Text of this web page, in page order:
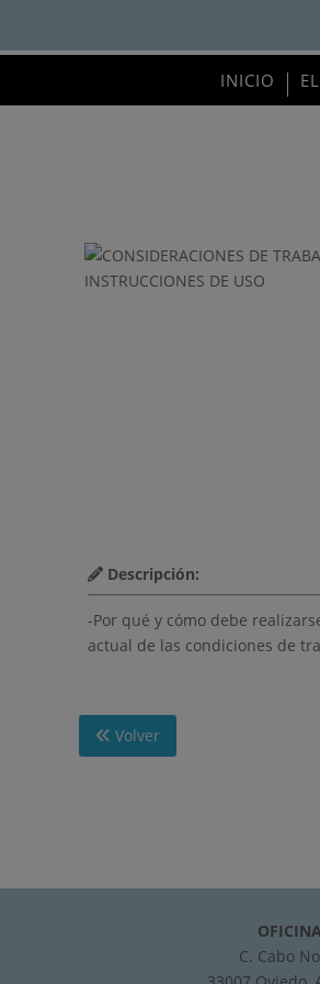
INICIO
Descripción:
-Por qué y cómo debe
actual de las condiciones de
Volver
C. Cabo